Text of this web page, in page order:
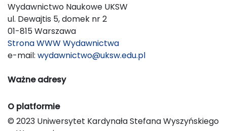
Wydawnictwo Naukowe UKSW
ul. Dewajtis 5, domek nr 2
01-815 Warszawa
Strona WWW Wydawnictwa
e-mail: wydawnictwo@uksw.edu.pl
Ważne adresy
O platformie
© 2023 Uniwersytet Kardynała Stefana Wyszyńskiego